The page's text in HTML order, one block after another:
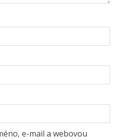
e-mail a webovou